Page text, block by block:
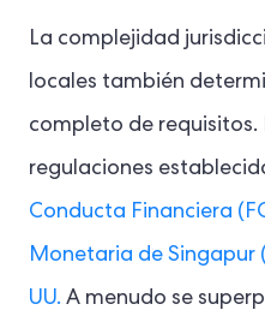
La complejidad
locales también
completo de requisitos.
regulaciones
Conducta Financiera
Monetaria de Singapur
UU. A menudo se